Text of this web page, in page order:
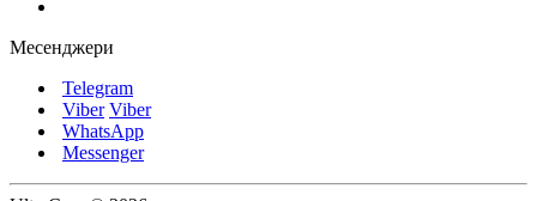
Месенджери
Telegram
Viber Viber
WhatsApp
Messenger